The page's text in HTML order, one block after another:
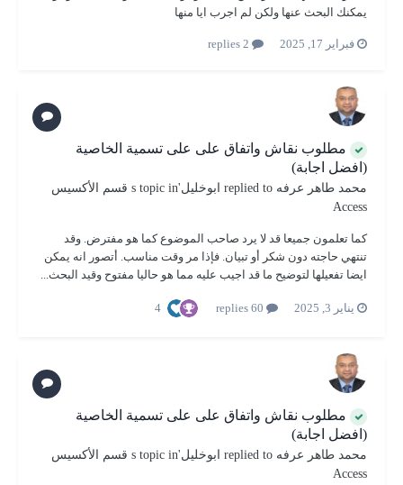
يمكنك البحث عنها ولكن لم اجرب ايا منها
فبراير 17, 2025
مطلوب نقاش واتفاق على على تسمية الخاصية
(افضل اجابة)
محمد طاهر عرفه ابوخليل's topic in
قسم الأكسيس
Access
كما تعلمون جميعا قد لا يرد صاحب الموضوع كما هو مفترض. وقد
تنتهي حاجته دون شكر أو تبيان. فإذا مر وقت مناسب. أتصور انه يمكن
ايضا تفعيلها لتوضيح ما قد اجيب عليه مما هو حاليا مفتوح وقيد البحث...
يناير 3, 2025 4
مطلوب نقاش واتفاق على على تسمية الخاصية
(افضل اجابة)
محمد طاهر عرفه ابوخليل's topic in
قسم الأكسيس
Access